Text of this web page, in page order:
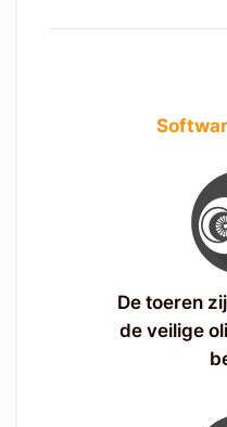
De toeren
de veilige